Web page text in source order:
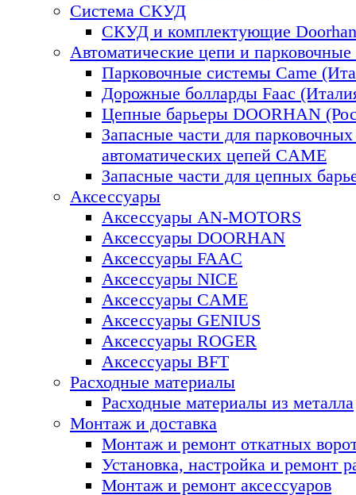
Система СКУД
СКУД и комплектующие
Автоматические цепи и
Парковочные системы Came
Дорожные болларды Faac
Цепные барьеры DOORHAN
Запасные части для
автоматических цепей CAME
Запасные части для цепных
Аксессуары
Аксессуары AN-MOTORS
Аксесcуары DOORHAN
Аксесcуары FAAC
Аксесcуары NICE
Аксессуары CAME
Аксессуары GENIUS
Аксессуары ROGER
Аксесcуары BFT
Расходные материалы
Расходные материалы из металла
Монтаж и доставка
Монтаж и ремонт откатных
Установка, настройка и ремонт
Монтаж и ремонт аксессуаров